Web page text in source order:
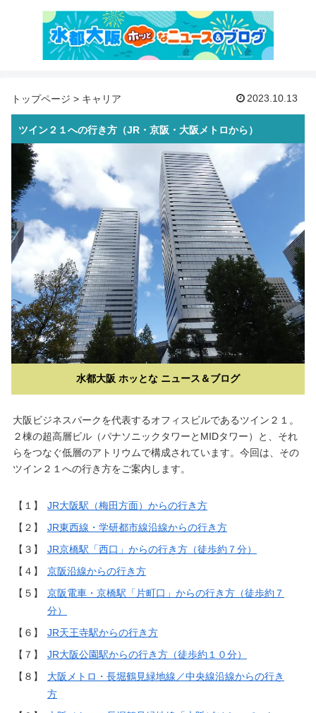
トップページ > キャリア 2023.10.13
ツイン２１への行き方（JR・京阪・大阪メトロから）
水都大阪 ホッとな ニュース＆ブログ
大阪ビジネスパークを代表するオフィスビルであるツイン２１。
２棟の超高層ビル（パナソニックタワーとMIDタワー）と、それ
らをつなぐ低層のアトリウムで構成されています。今回は、その
ツイン２１への行き方をご案内します。
【１】
JR大阪駅（梅田方面）からの行き方
【２】
JR東西線・学研都市線沿線からの行き方
【３】
JR京橋駅「西口」からの行き方（徒歩約７分）
【４】
京阪沿線からの行き方
【５】
京阪電車・京橋駅「片町口」からの行き方（徒歩約７
分）
【６】
JR天王寺駅からの行き方
【７】
JR大阪公園駅からの行き方（徒歩約１０分）
【８】
大阪メトロ・長堀鶴見緑地線／中央線沿線からの行き
方